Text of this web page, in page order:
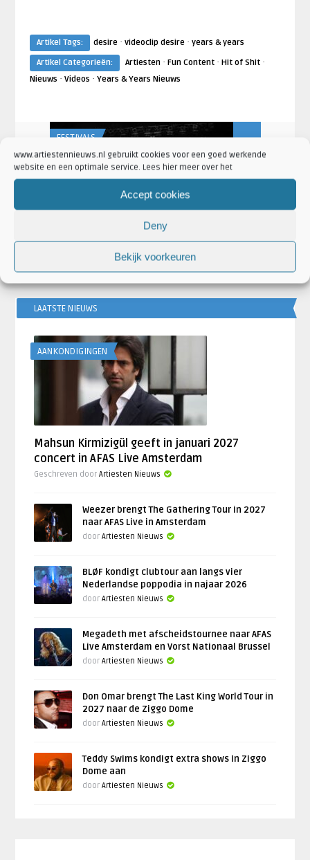
www.artiestennieuws.nl gebruikt cookies voor een goed werkende
website en een optimale service. Lees hier meer over het
Accept cookies
Deny
Bekijk voorkeuren
Artikel Tags: desire· videoclip desire· years & years
Artikel Categorieën:
Artiesten· Fun Content· Hit of Shit·
Nieuws · Videos · Years & Years Nieuws
FESTIVALS
Rock Werchter kondigt tien nieuwe
namen aan
Sabine van
met o.a.
LAATSTE NIEUWS
AANKONDIGINGEN
Mahsun Kirmizigül geeft in januari 2027
concert in AFAS Live Amsterdam
Geschreven doorArtiesten Nieuws
Weezer brengt The Gathering Tour in 2027
naar AFAS Live in Amsterdam
doorArtiesten Nieuws
BLØF kondigt clubtour aan langs vier
Nederlandse poppodia in najaar 2026
doorArtiesten Nieuws
Megadeth met afscheidstournee naar AFAS
Live Amsterdam en Vorst Nationaal Brussel
doorArtiesten Nieuws
Don Omar brengt The Last King World Tour in
2027 naar de Ziggo Dome
doorArtiesten Nieuws
Teddy Swims kondigt extra shows in Ziggo
Dome aan
doorArtiesten Nieuws